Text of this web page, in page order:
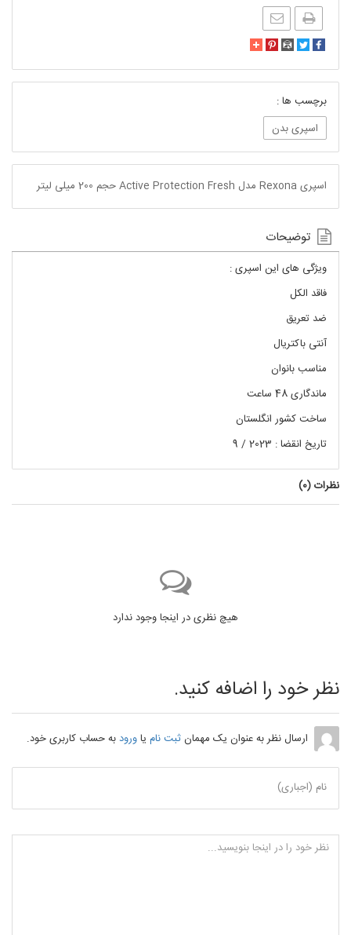
برچسب ها :
اسپری بدن
اسپری Rexona مدل Active Protection Fresh حجم 200 میلی لیتر
توضیحات
ویژگی های این اسپری :
فاقد الکل
ضد تعریق
آنتی باکتریال
مناسب بانوان
ماندگاری 48 ساعت
ساخت کشور انگلستان
تاریخ انقضا : 2023 / 9
نظرات (0
)
هیچ نظری در اینجا وجود ندارد
نظر خود را اضافه کنید.
ارسال نظر به عنوان یک مهمانثبت نام یاورودبه حساب کاربری خود.
نام (اجباری)